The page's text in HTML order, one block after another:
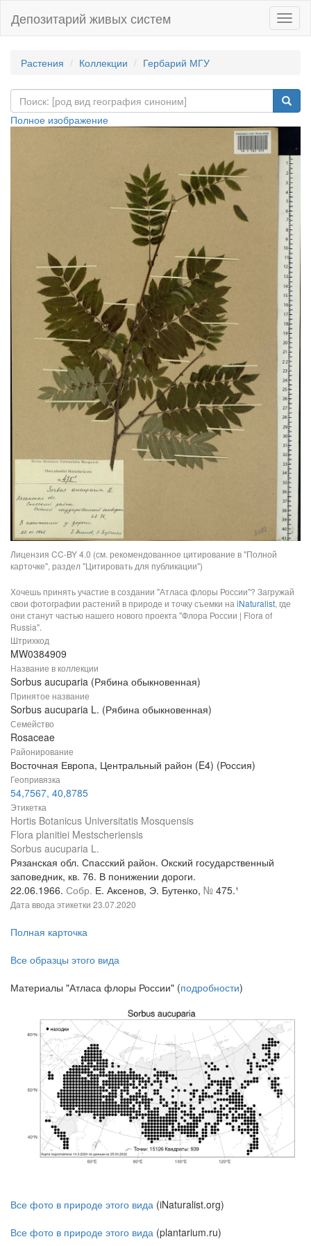
Депозитарий живых систем
Растения Коллекции Гербарий МГУ
Полное изображение
Лицензия CC-BY 4.0 (см. рекомендованное цитирование в "Полной
карточке", раздел "Цитировать для публикации")
Хочешь принять участие в создании "Атласа флоры России"? Загружай
свои фотографии растений в природе и точку съемки наiNaturalist, где
они станут частью нашего нового проекта "Флора России | Flora of
Russia".
Штрихкод
MW0384909
Название в коллекции
Sorbus aucuparia (Рябина обыкновенная)
Принятое название
Sorbus aucuparia L. (Рябина обыкновенная)
Семейство
Rosaceae
Районирование
Восточная Европа, Центральный район (E4) (Россия)
Геопривязка
54,7567, 40,8785
Этикетка
Hortis Botanicus Universitatis Mosquensis
Flora planitiei Mestscheriensis
Sorbus aucuparia L.
Рязанская обл. Спасский район. Окский государственный
заповедник, кв. 76. В понижении дороги.
22.06.1966. Собр. Е. Аксенов, Э. Бутенко, № 475.¹
Дата ввода этикетки 23.07.2020
Полная карточка
Все образцы этого вида
Материалы "Атласа флоры России" (подробности)
Все фото в природе этого вида (iNaturalist.org)
Все фото в природе этого вида (plantarium.ru)